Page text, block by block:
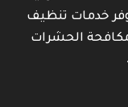
خدمات تنظيف
الحشرات